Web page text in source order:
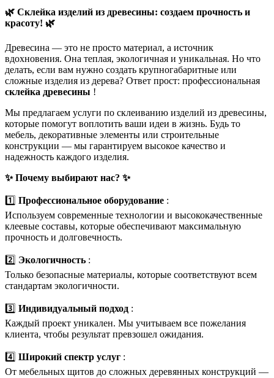
🌿 Склейка изделий из древесины: создаем прочность и
красоту! 🌿
Древесина — это не просто материал, а источник
вдохновения. Она теплая, экологичная и уникальная. Но что
делать, если вам нужно создать крупногабаритные или
сложные изделия из дерева? Ответ прост: профессиональная
склейка древесины !
Мы предлагаем услуги по склеиванию изделий из древесины,
которые помогут воплотить ваши идеи в жизнь. Будь то
мебель, декоративные элементы или строительные
конструкции — мы гарантируем высокое качество и
надежность каждого изделия.
✨ Почему выбирают нас? ✨
1️⃣ Профессиональное оборудование :
Используем современные технологии и высококачественные
клеевые составы, которые обеспечивают максимальную
прочность и долговечность.
2️⃣ Экологичность :
Только безопасные материалы, которые соответствуют всем
стандартам экологичности.
3️⃣ Индивидуальный подход :
Каждый проект уникален. Мы учитываем все пожелания
клиента, чтобы результат превзошел ожидания.
4️⃣ Широкий спектр услуг :
От мебельных щитов до сложных деревянных конструкций —